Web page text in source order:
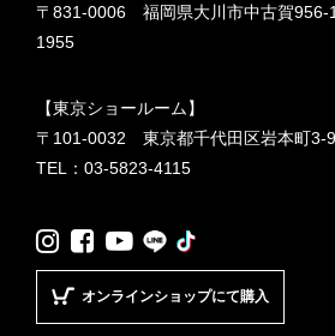
〒831-0006 福岡県大川市中古賀
1955
【東京ショールーム】
〒101-0032 東京都千代田区岩本町3-
TEL： 03-5823-4115
Instagram
Facebook
YouTube
LINE
オンラインショップにて購入